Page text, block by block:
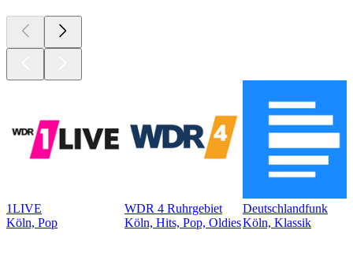
1LIVE
Köln, Pop
WDR 4 Ruhrgebiet
Köln, Hits, Pop, Oldies
Deutschlandfunk
Köln, Klassik